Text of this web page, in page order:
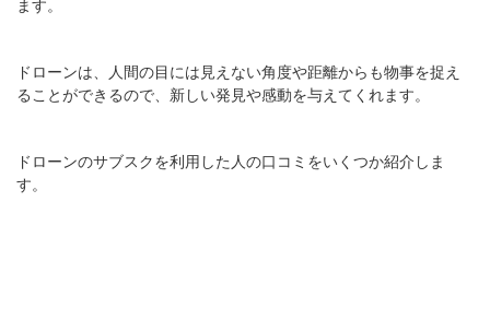
ます。
ドローンは、人間の目には見えない角度や距離からも物事を捉え
ることができるので、新しい発見や感動を与えてくれます。
ドローンのサブスクを利用した人の口コミをいくつか紹介しま
す。